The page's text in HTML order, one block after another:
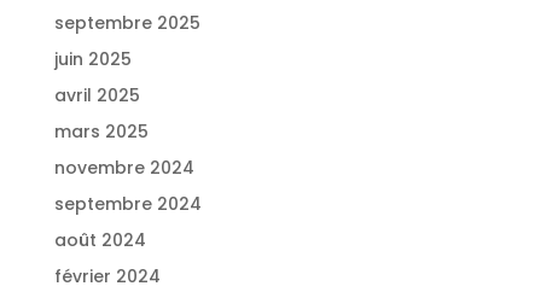
septembre 2025
juin 2025
avril 2025
mars 2025
novembre 2024
septembre 2024
août 2024
février 2024